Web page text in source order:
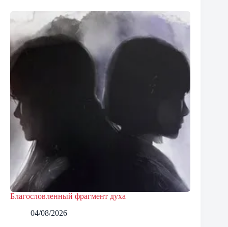
Благословленный фрагмент духа
04/08/2026